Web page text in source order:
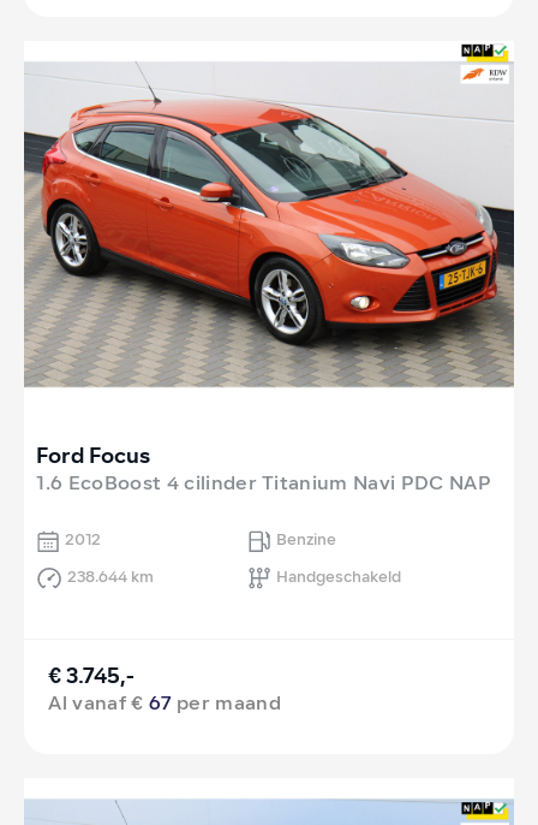
Ford Focus
1.6 EcoBoost 4 cilinder Titanium Navi PDC NAP
2012
Benzine
238.644 km
Handgeschakeld
€ 3.745,-
Al vanaf €67 per maand